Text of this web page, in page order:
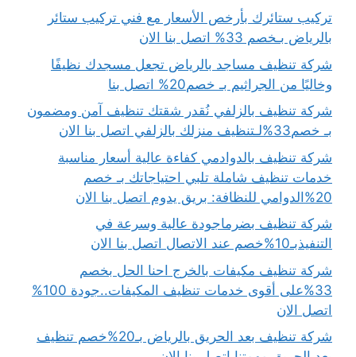
تركيب ستائرك بأرخص الأسعار مع فني تركيب ستائر
بالرياض بـخصم 33% اتصل بنا الان
شركة تنظيف مساجد بالرياض تجعل مسجدك نظيفًا
وخاليًا من الجراثيم بـ خصم20% اتصل بنا
شركة تنظيف بالزلفي نُقدر شقتك تنظيف آمن ومضمون
بـ خصم33%لـتنظيف منزلك بالزلفي اتصل بنا الان
شركة تنظيف بالدوادمي كفاءة عالية أسعار مناسبة
خدمات تنظيف شاملة تلبي احتياجاتك بـ خصم
20%الدوامي للنظافة: بريق يدوم اتصل بنا الان
شركة تنظيف بضرماجودة عالية وسرعة في
التنفيذبـ10%خصم عند الاتصال اتصل بنا الان
شركة تنظيف مكيفات بالخرج احنا الحل بخصم
33%على أقوى خدمات تنظيف المكيفات..جودة 100%
اتصل الان
شركة تنظيف بعد الحريق بالرياض بـ20%خصم تنظيف